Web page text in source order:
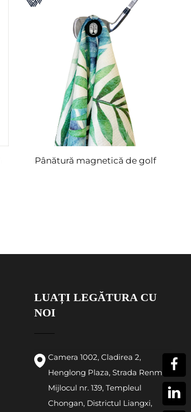
Pânătură magnetică de golf
LUAȚI LEGĂTURA CU
NOI
Camera 1002, Cladirea 2,
Henglong Plaza, Strada Renmin
Mijlocul nr. 139, Templeul
Chongan, Districtul Liangxi,